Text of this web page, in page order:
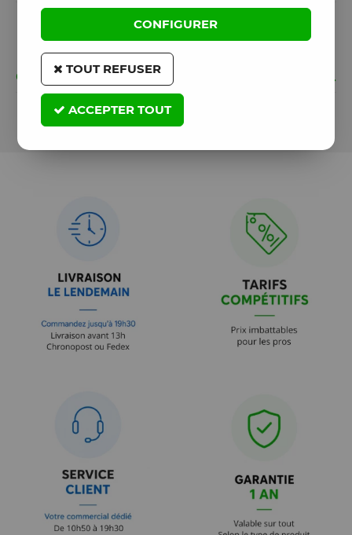
La livraison en lettre suivie n’est pas disponible pour
ce produit
GARANTIE
Cet article est garanti 365 jours à partir de la date de
commande
CONFIGURER
TOUT REFUSER
ACCEPTER TOUT